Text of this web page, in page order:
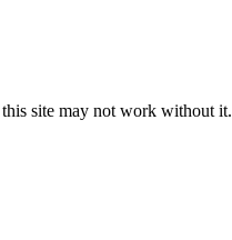
site may not work without it.